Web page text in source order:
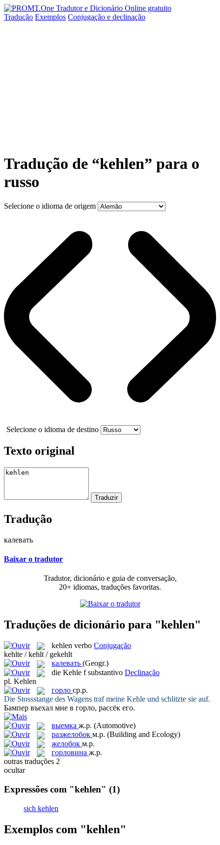
Tradução Exemplos Conjugação e declinação
Tradução de “kehlen” para o
russo
Selecione o idioma de origem
Selecione o idioma de destino
Texto original
Tradução
калевать
Baixar o tradutor
Tradutor, dicionário e guia de conversação,
20+ idiomas, traduções favoritas.
Traduções de dicionário para "kehlen"
kehlen verbo Conjugação
kehlte / kehlt / gekehlt
калевать (Geogr.)
die Kehle f substantivo Declinação
pl. Kehlen
горло ср.р.
Die Stossstange des Wagens traf meine Kehle und schlitzte sie auf.
Бампер въехал мне в горло, рассёк его.
выемка ж.р. (Automotive)
разжелобок м.р. (Building and Ecology)
желобок м.р.
горловина ж.р.
outras traduções 2
ocultar
Expressões com "kehlen" (1)
sich kehlen
Exemplos com "kehlen"